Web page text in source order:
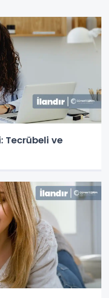
Tecrübeli ve